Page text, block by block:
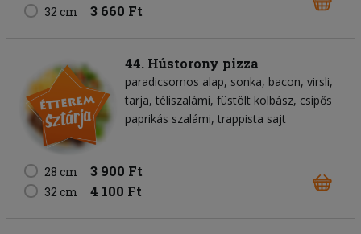
32 cm 3 660 Ft
44. Hústorony pizza
paradicsomos alap sonka bacon virsli
tarja téliszalámi füstölt kolbász csípős
paprikás szalámi trappista sajt
28 cm 3 900 Ft
32 cm 4 100 Ft